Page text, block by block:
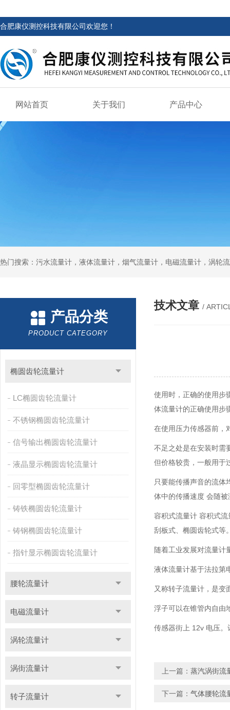
合肥康仪测控科技有限公司欢迎您！
网站首页 关于我们 产品中心
产品分类
PRODUCT CATEGORY
椭圆齿轮流量计
LC椭圆齿轮流量计
不锈钢椭圆齿轮流量计
信号输出椭圆齿轮流量计
液晶显示椭圆齿轮流量计
回零型椭圆齿轮流量计
铸铁椭圆齿轮流量计
铸钢椭圆齿轮流量计
指针显示椭圆齿轮流量计
腰轮流量计
电磁流量计
涡轮流量计
涡街流量计
转子流量计
技术文章 /
使用时，正确的使用步
体流量计的正确使用步
在使用压力传感器前，
不足之处是在安装时需
但价格较贵，一般用于
只要能传播声音的流体
体中的传播速度 会随
容积式流量计 容积式
刮板式、椭圆齿轮式等
随着工业发展对流量计
液体流量计基于法拉第
又称转子流量计，是变
浮子可以在锥管内自由
传感器街上 12v 电压
上一篇： 蒸汽涡街流
下一篇： 气体腰轮流